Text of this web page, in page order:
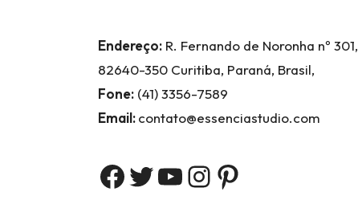
Endereço: R. Fernando de Noronha nº 301,
82640-350 Curitiba, Paraná, Brasil,
Fone: (41) 3356-7589
Email:contato@essenciastudio.com